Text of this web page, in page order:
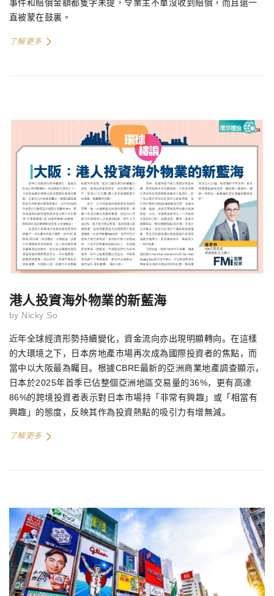
事件和賠償金額都隻字未提，令業主不單沒收到賠償，而且還一
直被蒙在鼓裏。
了解更多
港人投資海外物業的新藍海
by Nicky So
近年全球經濟形勢持續變化，資金流向亦出現明顯轉向。在這樣
的大環境之下，日本房地產市場再次成為國際投資者的焦點，而
當中以大阪最為矚目。根據CBRE最新的亞洲商業地產調查顯示，
日本於2025年首季已佔整個亞洲地區交易量的36%，更有高達
86%的跨境投資者表示對日本市場持「非常有興趣」或「相當有
興趣」的態度，反映其作為投資熱點的吸引力有增無減。
了解更多